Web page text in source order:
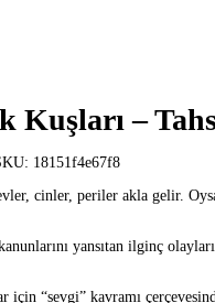
Kuşları –
18151f4e67f8
cinler, periler akla gelir.
yansıtan ilginç
“sevgi” kavramı